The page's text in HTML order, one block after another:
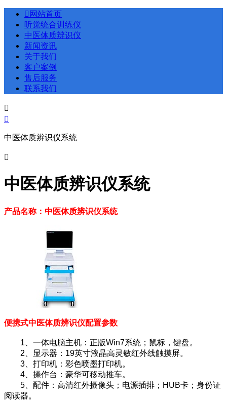
 网站首页
听觉统合训练仪
中医体质辨识仪
新闻资讯
关于我们
客户案例
售后服务
联系我们


中医体质辨识仪系统

中医体质辨识仪系统
产品名称：中医体质辨识仪系统
便携式中医体质辨识仪配置参数
1、一体电脑主机：正版Win7系统；鼠标，键盘。
2、显示器：19英寸液晶高灵敏红外线触摸屏。
3、打印机：彩色喷墨打印机。
4、操作台：豪华可移动推车。
5、配件：高清红外摄像头；电源插排；HUB卡；身份证
阅读器。